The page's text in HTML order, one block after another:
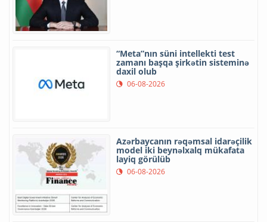
“Meta”nın süni intellekti test
zamanı başqa şirkətin sisteminə
daxil olub
06-08-2026
Azərbaycanın rəqəmsal idarəçilik
model iki beynəlxalq mükafata
layiq görülüb
06-08-2026